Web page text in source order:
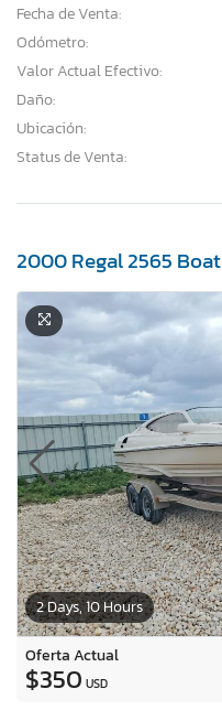
Fecha de Venta:
Odómetro:
Valor Actual Efectivo:
Daño:
Ubicación:
Status de Venta:
2000 Regal 2565 Boat
2 Days, 10 Hours
Oferta Actual
$350 USD